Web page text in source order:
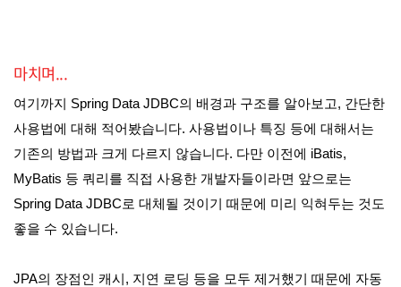
마치며...
여기까지 Spring Data JDBC의 배경과 구조를 알아보고, 간단한
사용법에 대해 적어봤습니다. 사용법이나 특징 등에 대해서는
기존의 방법과 크게 다르지 않습니다. 다만 이전에 iBatis,
MyBatis 등 쿼리를 직접 사용한 개발자들이라면 앞으로는
Spring Data JDBC로 대체될 것이기 때문에 미리 익혀두는 것도
좋을 수 있습니다.
JPA의 장점인 캐시, 지연 로딩 등을 모두 제거했기 때문에 자동